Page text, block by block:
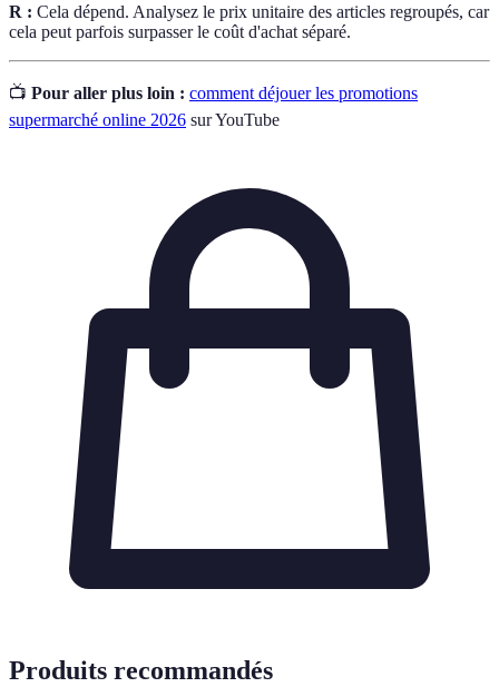
R : Cela dépend. Analysez le prix unitaire des articles regroupés, car
cela peut parfois surpasser le coût d'achat séparé.
📺 Pour aller plus loin : comment déjouer les promotions
supermarché online 2026 sur YouTube
Produits recommandés